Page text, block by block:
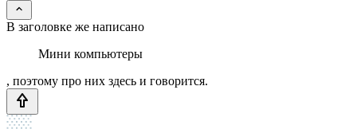
В заголовке же написано
Мини компьютеры
, поэтому про них здесь и говорится.